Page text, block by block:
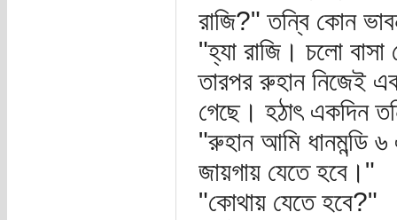
রাজি?" তন্বি কোন
"হ্যা রাজি। চলো
তারপর রুহান নিজেই
গেছে। হঠাৎ একদিন
"রুহান আমি ধানমন্ডি
জায়গায় যেতে হবে।"
"কোথায় যেতে হবে?"